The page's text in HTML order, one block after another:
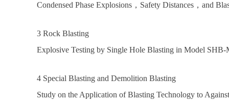
Condensed Phase Explosions，Safety Distances，and
3 Rock Blasting
Explosive Testing by Single Hole Blasting in Model SHB-
4 Special Blasting and Demolition Blasting
Study on the Application of Blasting Technology to